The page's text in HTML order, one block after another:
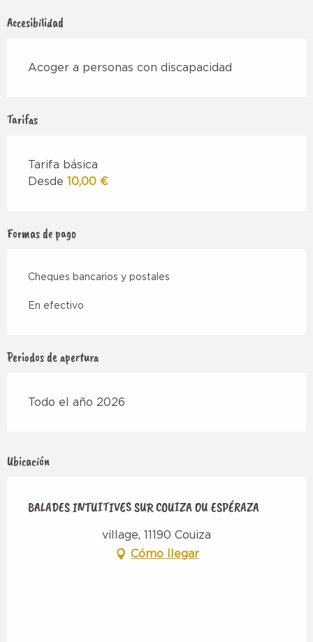
Accesibilidad
Acoger a personas con discapacidad
Tarifas
Tarifa básica
Desde 10,00 €
Formas de pago
Cheques bancarios y postales
En efectivo
Periodos de apertura
Todo el año 2026
Ubicación
BALADES INTUITIVES SUR COUIZA OU ESPÉRAZA
village, 11190 Couiza
Cómo llegar